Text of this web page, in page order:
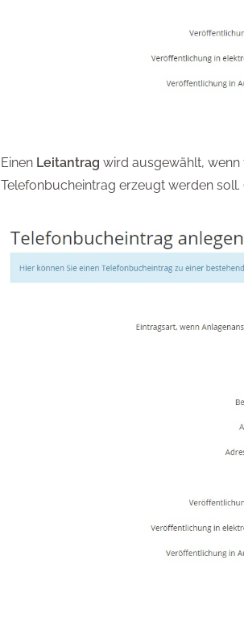
Einen Leitantrag wird ausgewählt, wenn
Telefonbucheintrag erzeugt werden soll.